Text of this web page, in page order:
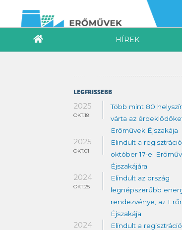
HÍREK
LEGFRISSEBB
2025
OKT.18
Több mint 80
várta az
Erőművek Éjszakája
2025
OKT.01
Elindult a
október 17-ei
Éjszakájára
2024
OKT.25
Elindult az ország
legnépszerűbb
rendezvénye, az
Éjszakája
2024
Elindult a